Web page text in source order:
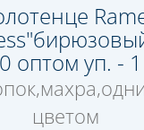
оптом уп. -
цветом